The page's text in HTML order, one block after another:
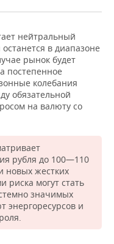
нейтральный
в диапазоне
рынок будет
постепенное
колебания
обязательной
на валюту со
рубля до 100—110
новых жестких
могут стать
значимых
энергоресурсов и